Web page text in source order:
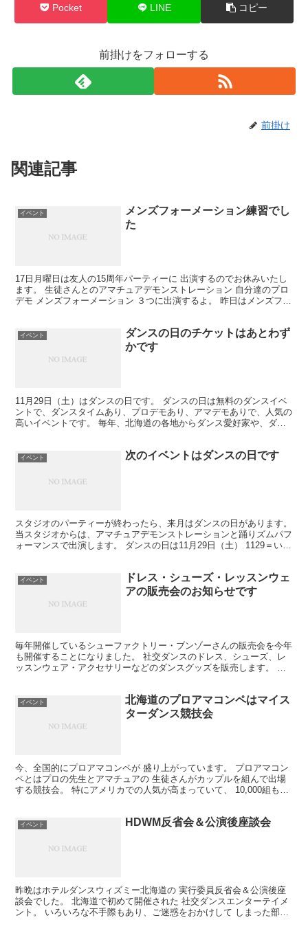
Pocket LINE コピー
前掛けをフォローする
前掛け
関連記事
イベント
メンズフォーメーション練習でし
た
17日月曜日は友人の15周年パーティーに 出演するのでお休みいたし
ます。 生徒さんとのアマチュアデモンストレーション 自分達のプロ
デモ メンズフォーメーション ３つに出演するよ。 昨日はメンズフォ
イベント
ダンスの日のチケットはあとわず
かです
11月29日（土）はダンスの日です。 ダンスの日は無料のダンスイベ
ントで、ダンスタイムあり、プロデモあり、アマデモありで、人気の
高いイベントです。 毎年、北海道の各地からダンス愛好家や、ダン
イベント 次のイベントはダンスの日です
スタジオのパーティーが終わったら、来月はダンスの日があります。
当スタジオからは、アマチュアデモンストレーションと踊りズムパフ
ォーマンスで出演します。 ダンスの日は11月29日（土） 1129＝いい
イベント
ドレス・シューズ・レッスンウェ
アの販売会のお知らせです
毎年開催しているシューファクトリー・ブンゾーさんの販売会を今年
も開催することになりました。 社交ダンスのドレス、シューズ、レ
ッスンウェア・アクセサリーなどのダンスグッズを販売します。 日
イベント
北海道のプロアマコンペはマイス
ターダンス競技会
今、全国的にプロアマコンペが 盛り上がっています。 プロアマコン
ペとはプロの先生とアマチュアの 生徒さんがカップルを組んで出場
する競技会。 特にアメリカでの人気が高まっていて、 10,000組もエ
イベント HDWM反省会＆公演後座談会
昨晩はホテルダンスウィズミー北海道の 実行委員反省会＆公演後座
談会でした。 北海道で初めて開催された 社交ダンスエンターテイメ
ント。 いろいろな不手際もあり、ご迷惑をおかけして しまった部分